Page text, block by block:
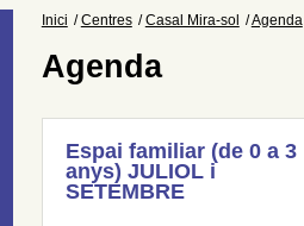
Inici Centres Casal Mira-sol Agenda
Agenda
Espai familiar (de 0 a 3
anys) JULIOL i
SETEMBRE